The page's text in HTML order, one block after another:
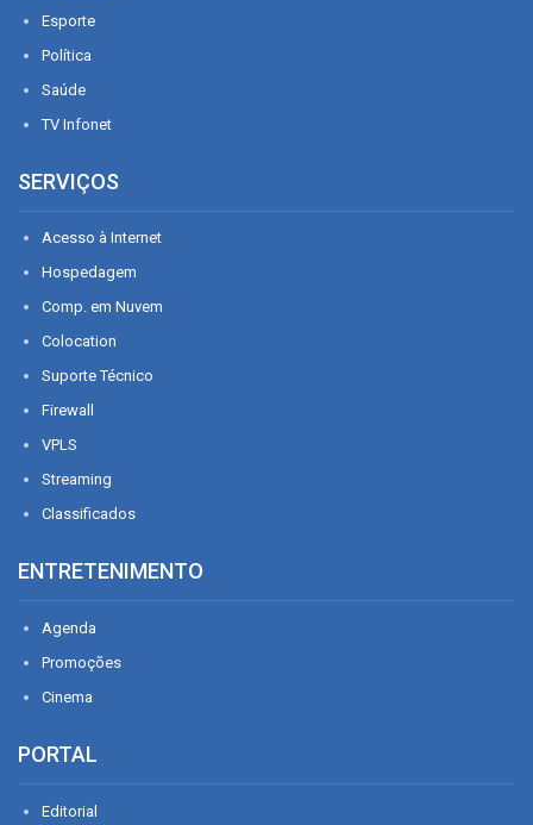
Esporte
Política
Saúde
TV Infonet
SERVIÇOS
Acesso à Internet
Hospedagem
Comp. em Nuvem
Colocation
Suporte Técnico
Firewall
VPLS
Streaming
Classificados
ENTRETENIMENTO
Agenda
Promoções
Cinema
PORTAL
Editorial